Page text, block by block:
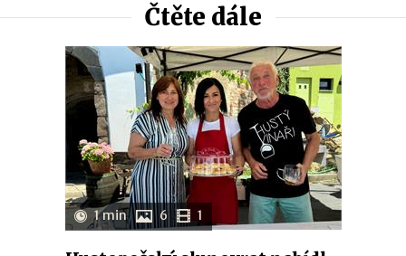
Čtěte dále
1 min 6 1